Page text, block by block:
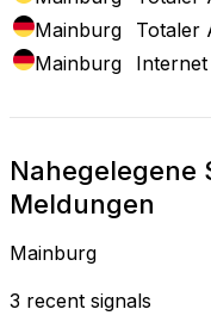
Mainburg
Totaler
Mainburg
Internet
Nahegelegene
Meldungen
Mainburg
3 recent signals